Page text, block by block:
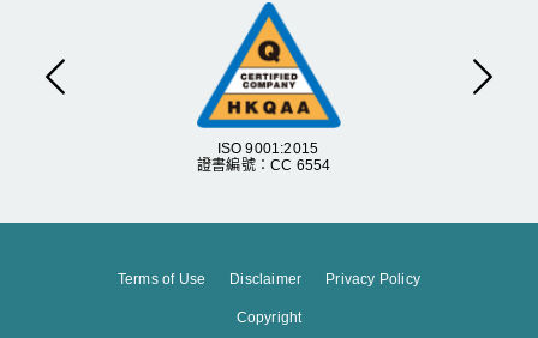
ISO 9001:2015
證書編號：CC 6554
Previous Next
Terms of Use Disclaimer Privacy Policy
Copyright